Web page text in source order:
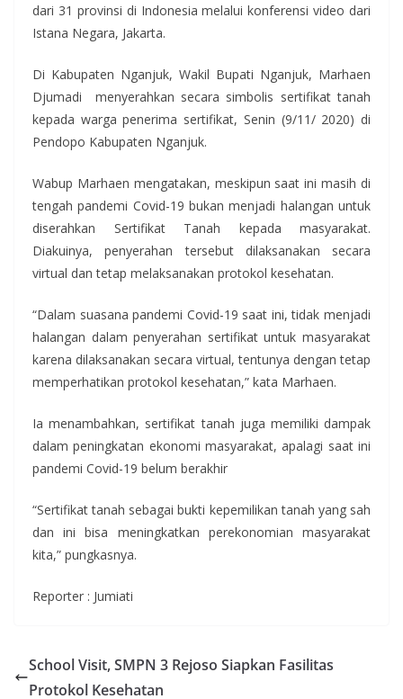
dari 31 provinsi di Indonesia melalui konferensi video dari
Istana Negara, Jakarta.
Di Kabupaten Nganjuk, Wakil Bupati Nganjuk, Marhaen
Djumadi menyerahkan secara simbolis sertifikat tanah
kepada warga penerima sertifikat, Senin (9/11/ 2020) di
Pendopo Kabupaten Nganjuk.
Wabup Marhaen mengatakan, meskipun saat ini masih di
tengah pandemi Covid-19 bukan menjadi halangan untuk
diserahkan Sertifikat Tanah kepada masyarakat.
Diakuinya, penyerahan tersebut dilaksanakan secara
virtual dan tetap melaksanakan protokol kesehatan.
“Dalam suasana pandemi Covid-19 saat ini, tidak menjadi
halangan dalam penyerahan sertifikat untuk masyarakat
karena dilaksanakan secara virtual, tentunya dengan tetap
memperhatikan protokol kesehatan,” kata Marhaen.
Ia menambahkan, sertifikat tanah juga memiliki dampak
dalam peningkatan ekonomi masyarakat, apalagi saat ini
pandemi Covid-19 belum berakhir
“Sertifikat tanah sebagai bukti kepemilikan tanah yang sah
dan ini bisa meningkatkan perekonomian masyarakat
kita,” pungkasnya.
Reporter : Jumiati
School Visit, SMPN 3 Rejoso Siapkan Fasilitas
Protokol Kesehatan